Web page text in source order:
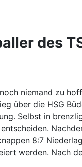
des
niemand zu
über die HSG
Selbst in
8:7
werden. Nach